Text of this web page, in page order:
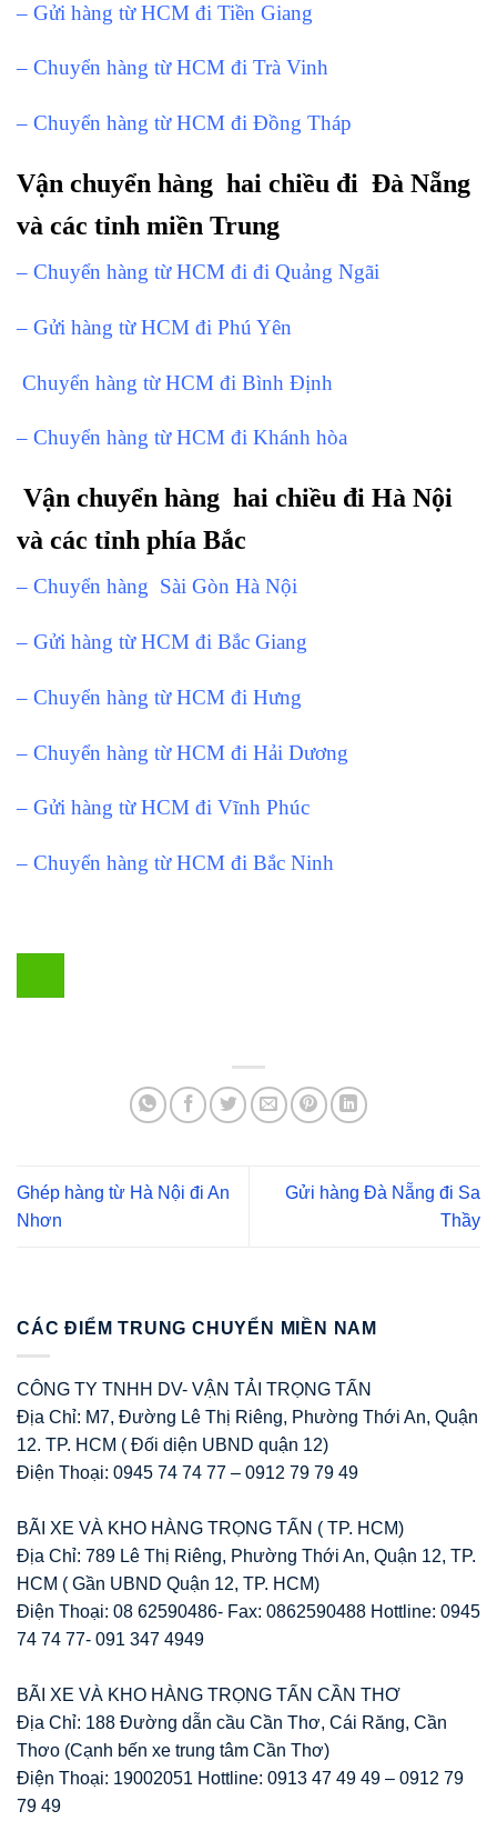
– Gửi hàng từ HCM đi Tiền Giang
– Chuyển hàng từ HCM đi Trà Vinh
– Chuyển hàng từ HCM đi Đồng Tháp
Vận chuyển hàng hai chiều đi Đà Nẵng
và các tỉnh miền Trung
– Chuyển hàng từ HCM đi đi Quảng Ngãi
– Gửi hàng từ HCM đi Phú Yên
Chuyển hàng từ HCM đi Bình Định
– Chuyển hàng từ HCM đi Khánh hòa
Vận chuyển hàng hai chiều đi Hà Nội
và các tỉnh phía Bắc
– Chuyển hàng Sài Gòn Hà Nội
– Gửi hàng từ HCM đi Bắc Giang
– Chuyển hàng từ HCM đi Hưng
– Chuyển hàng từ HCM đi Hải Dương
– Gửi hàng từ HCM đi Vĩnh Phúc
– Chuyển hàng từ HCM đi Bắc Ninh
Ghép hàng từ Hà Nội đi An
Nhơn
Gửi hàng Đà Nẵng đi Sa
Thầy
CÁC ĐIỂM TRUNG CHUYỂN MIỀN NAM
CÔNG TY TNHH DV- VẬN TẢI TRỌNG TẤN
Địa Chỉ: M7, Đường Lê Thị Riêng, Phường Thới An, Quận
12. TP. HCM ( Đối diện UBND quận 12)
Điện Thoại: 0945 74 74 77 – 0912 79 79 49
BÃI XE VÀ KHO HÀNG TRỌNG TẤN ( TP. HCM)
Địa Chỉ: 789 Lê Thị Riêng, Phường Thới An, Quận 12, TP.
HCM ( Gần UBND Quận 12, TP. HCM)
Điện Thoại: 08 62590486- Fax: 0862590488 Hottline: 0945
74 74 77- 091 347 4949
BÃI XE VÀ KHO HÀNG TRỌNG TẤN CẦN THƠ
Địa Chỉ: 188 Đường dẫn cầu Cần Thơ, Cái Răng, Cần
Thơo (Cạnh bến xe trung tâm Cần Thơ)
Điện Thoại: 19002051 Hottline: 0913 47 49 49 – 0912 79
79 49